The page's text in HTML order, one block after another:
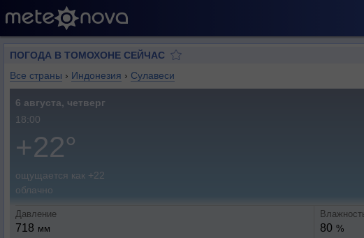
ПОГОДА В ТОМОХОНЕ СЕЙЧАС
Все страны › Индонезия › Сулавеси
6 августа, четверг
18:00
+22°
ощущается как +22
облачно
Давление
718 мм 80 %